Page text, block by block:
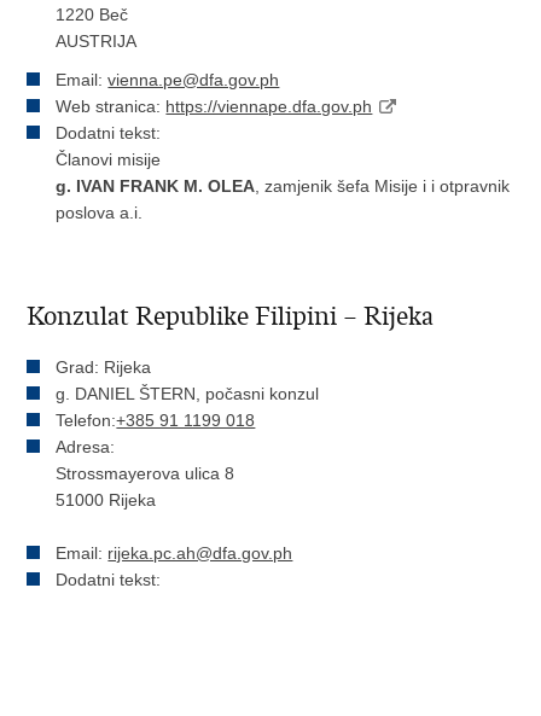
1220 Beč
AUSTRIJA
Email:vienna.pe@dfa.gov.ph
Web stranica: https://viennape.dfa.gov.ph
Dodatni tekst:
Članovi misije
g. IVAN FRANK M. OLEA , zamjenik šefa Misije i i otpravnik
poslova a.i.
Konzulat Republike Filipini – Rijeka
Grad: Rijeka
g. DANIEL ŠTERN, počasni konzul
Telefon:+385 91 1199 018
Adresa:
Strossmayerova ulica 8
51000 Rijeka
Email: rijeka.pc.ah@dfa.gov.ph
Dodatni tekst: